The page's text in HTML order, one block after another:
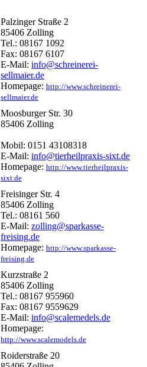
Palzinger Straße 2
85406 Zolling
Tel.: 08167 1092
Fax: 08167 6107
E-Mail: info@schreinerei-
sellmaier.de
Homepage: http://www.schreinerei-
sellmaier.de
Moosburger Str. 30
85406 Zolling
Mobil: 0151 43108318
E-Mail: info@tierheilpraxis-sixt.de
Homepage: http://www.tierheilpraxis-
sixt.de
Freisinger Str. 4
85406 Zolling
Tel.: 08161 560
E-Mail: zolling@sparkasse-
freising.de
Homepage: http://www.sparkasse-
freising.de
Kurzstraße 2
85406 Zolling
Tel.: 08167 955960
Fax: 08167 9559629
E-Mail: info@scalemedels.de
Homepage:
http://www.scalemodels.de
Roiderstraße 20